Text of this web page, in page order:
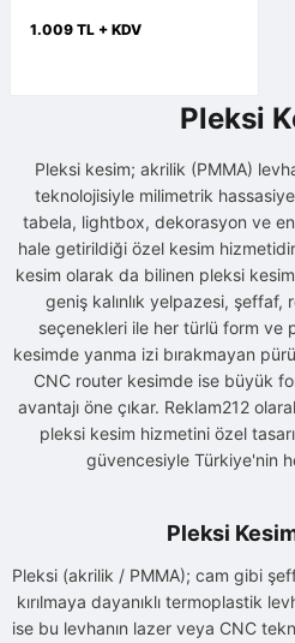
1.009 TL + KDV
Pleksi
Pleksi kesim; akrilik (PMMA)
teknolojisiyle milimetrik
tabela, lightbox, dekorasyon ve
hale getirildiği özel kesim
kesim olarak da bilinen pleksi
geniş kalınlık yelpazesi,
seçenekleri ile her türlü form ve
kesimde yanma izi bırakmayan
CNC router kesimde ise büyük
avantajı öne çıkar. Reklam212
pleksi kesim hizmetini özel
güvencesiyle Türkiye'nin
Pleksi
Pleksi (akrilik / PMMA); cam gibi
kırılmaya dayanıklı termoplastik
ise bu levhanın lazer veya CNC